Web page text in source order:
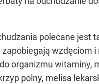
polecane jest
wzdęciom
organizmu witaminy,
polny, melisa